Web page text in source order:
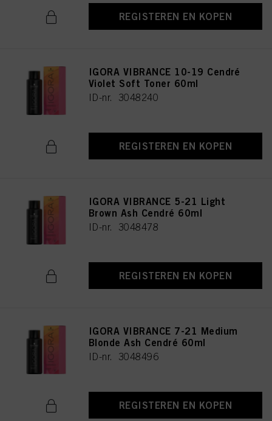
REGISTEREN EN KOPEN
IGORA VIBRANCE 10-19 Cendré
Violet Soft Toner 60ml
ID-nr. 3048240
REGISTEREN EN KOPEN
IGORA VIBRANCE 5-21 Light
Brown Ash Cendré 60ml
ID-nr. 3048478
REGISTEREN EN KOPEN
IGORA VIBRANCE 7-21 Medium
Blonde Ash Cendré 60ml
ID-nr. 3048496
REGISTEREN EN KOPEN